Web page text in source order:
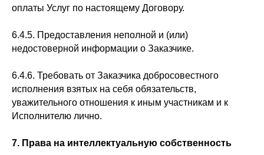
оплаты Услуг по настоящему Договору.
6.4.5. Предоставления неполной и (или)
недостоверной информации о Заказчике.
6.4.6. Требовать от Заказчика добросовестного
исполнения взятых на себя обязательств,
уважительного отношения к иным участникам и к
Исполнителю лично.
7. Права на интеллектуальную собственность